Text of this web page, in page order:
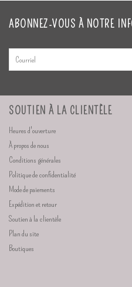
ABONNEZ-VOUS À NOTRE
SOUTIEN À LA CLIENTÈLE
Heures d'ouverture
À propos de nous
Conditions générales
Politique de confidentialité
Mode de paiements
Expédition et retour
Soutien à la clientèle
Plan du site
Boutiques